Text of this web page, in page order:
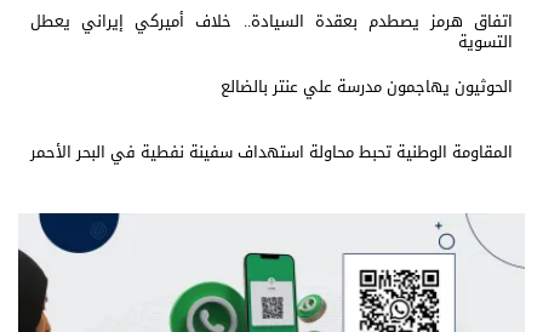
اتفاق هرمز يصطدم بعقدة السيادة.. خلاف أميركي إيراني يعطل
التسوية
الحوثيون يهاجمون مدرسة علي عنتر بالضالع
المقاومة الوطنية تحبط محاولة استهداف سفينة نفطية في البحر الأحمر